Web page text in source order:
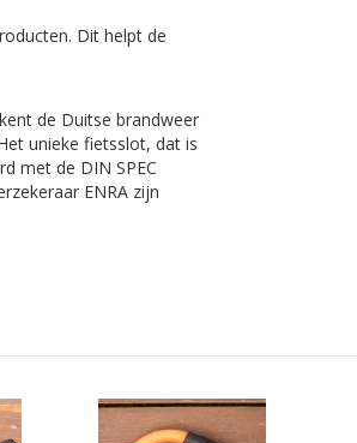
Dit helpt de
de Duitse brandweer
unieke fietsslot, dat is
met de DIN SPEC
ENRA zijn